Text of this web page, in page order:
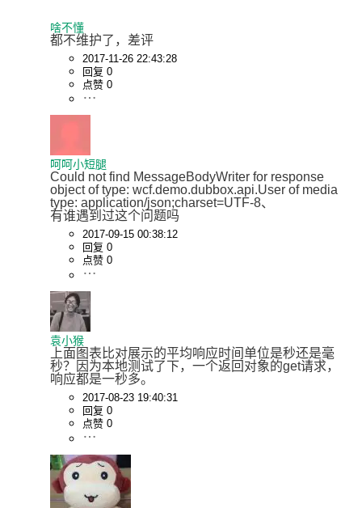
啥不懂
都不维护了，差评
2017-11-26 22:43:28
回复 0
点赞 0
呵呵小短腿
Could not find MessageBodyWriter for response
object of type: wcf.demo.dubbox.api.User of media
type: application/json;charset=UTF-8、
有谁遇到过这个问题吗
2017-09-15 00:38:12
回复 0
点赞 0
袁小猴
上面图表比对展示的平均响应时间单位是秒还是毫
秒？因为本地测试了下，一个返回对象的get请求，
响应都是一秒多。
2017-08-23 19:40:31
回复 0
点赞 0